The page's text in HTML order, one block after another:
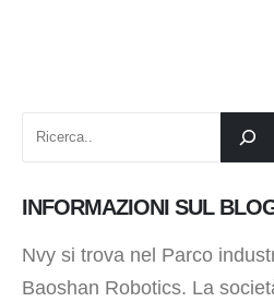
INFORMAZIONI SUL
Nvy si trova nel Parco
Baoshan Robotics. La